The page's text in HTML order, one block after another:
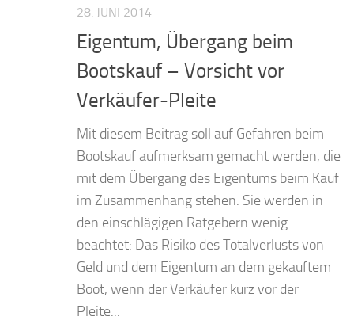
28. JUNI 2014
Eigentum, Übergang beim
Bootskauf – Vorsicht vor
Verkäufer-Pleite
Mit diesem Beitrag soll auf Gefahren beim
Bootskauf aufmerksam gemacht werden, die
mit dem Übergang des Eigentums beim Kauf
im Zusammenhang stehen. Sie werden in
den einschlägigen Ratgebern wenig
beachtet: Das Risiko des Totalverlusts von
Geld und dem Eigentum an dem gekauftem
Boot, wenn der Verkäufer kurz vor der
Pleite...